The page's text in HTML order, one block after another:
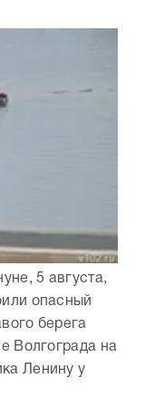
5 августа,
опасный
берега
Волгограда на
Ленину у